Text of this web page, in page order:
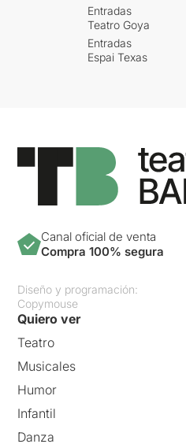
Entradas
Teatro Goya
Entradas
Espai Texas
Canal oficial de venta
Compra 100% segura
Diseño y programación:
Copymouse
Quiero ver
Teatro
Musicales
Humor
Infantil
Danza